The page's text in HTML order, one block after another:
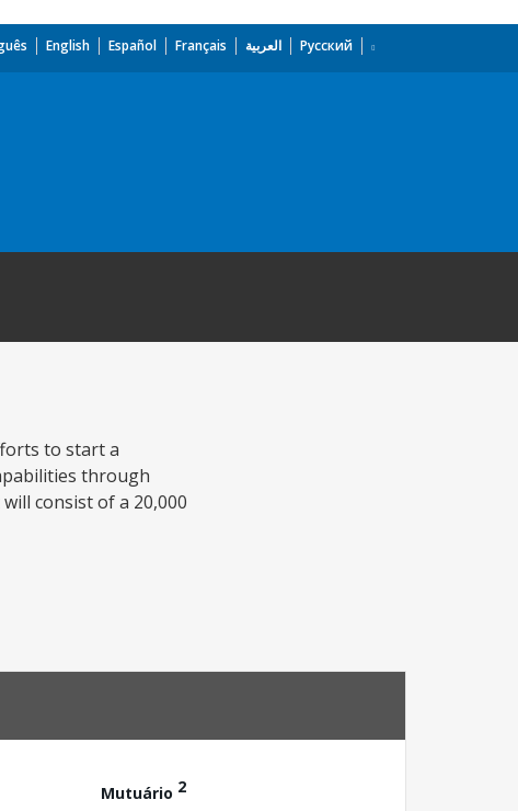
English Español Français العربية Русский
to start a
through
consist of a 20,000
Mutuário 2